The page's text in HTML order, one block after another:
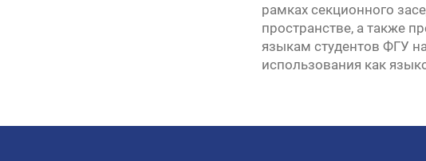
рамках секционного
пространстве, а также
языкам студентов ФГУ
использования как